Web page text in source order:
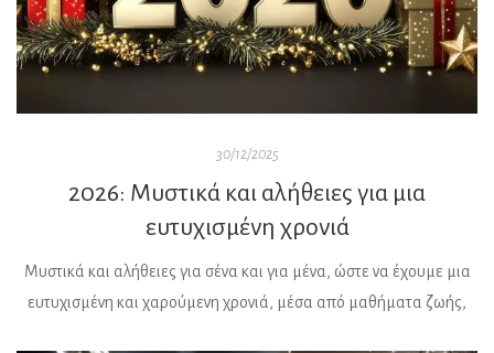
30/12/2025
2026: Μυστικά και αλήθειες για μια
ευτυχισμένη χρονιά
Μυστικά και αλήθειες για σένα και για μένα, ώστε να έχουμε μια
ευτυχισμένη και χαρούμενη χρονιά, μέσα από μαθήματα ζωής,